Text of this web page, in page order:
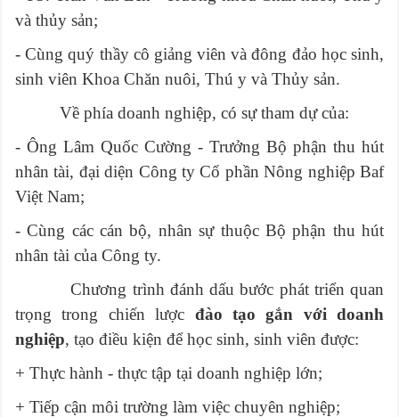
và thủy sản;
- Cùng quý thầy cô giảng viên và đông đảo học sinh,
sinh viên Khoa Chăn nuôi, Thú y và Thủy sản.
Về phía doanh nghiệp, có sự tham dự của:
- Ông Lâm Quốc Cường - Trưởng Bộ phận thu hút
nhân tài, đại diện Công ty Cổ phần Nông nghiệp Baf
Việt Nam;
- Cùng các cán bộ, nhân sự thuộc Bộ phận thu hút
nhân tài của Công ty.
Chương trình đánh dấu bước phát triển quan
trọng trong chiến lược đào tạo gắn với doanh
nghiệp, tạo điều kiện để học sinh, sinh viên được:
+ Thực hành - thực tập tại doanh nghiệp lớn;
+ Tiếp cận môi trường làm việc chuyên nghiệp;